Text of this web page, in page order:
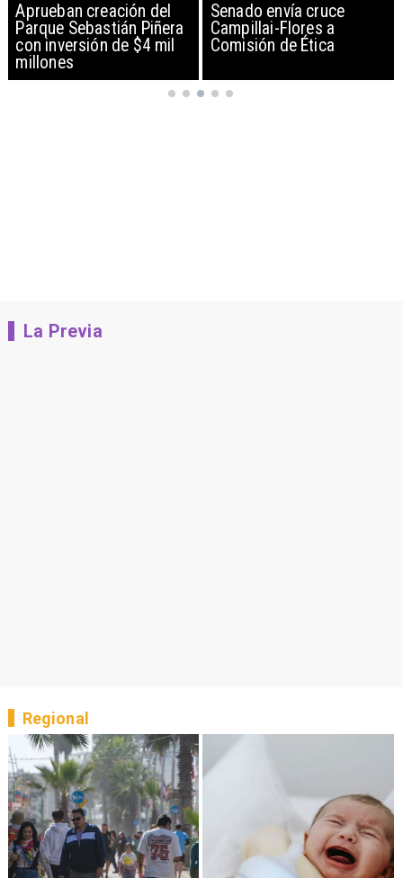
Aprueban creación del
Parque Sebastián Piñera
con inversión de $4 mil
millones
Senado envía cruce
Campillai-Flores a
Comisión de Ética
La Previa
Regional